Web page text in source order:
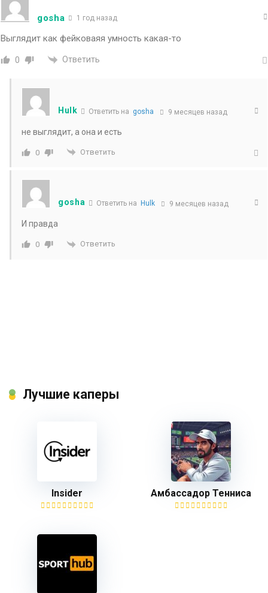
gosha 1 год назад
Выглядит как фейковаяя умность какая-то
0 Ответить
Hulk Ответить на gosha 9 месяцев назад
не выглядит, а она и есть
0 Ответить
gosha Ответить на Hulk 9 месяцев назад
И правда
0 Ответить
Лучшие каперы
Insider Амбассадор Тенниса